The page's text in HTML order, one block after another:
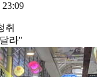
23:09
취
라"